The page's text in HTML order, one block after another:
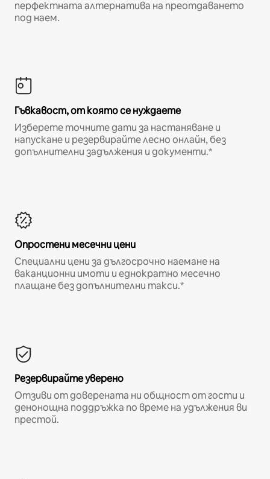
перфектната алтернатива на преотдаването
под наем.
Гъвкавост, от която се нуждаете
Изберете точните дати за настаняване и
напускане и резервирайте лесно онлайн, без
допълнителни задължения и документи.*
Опростени месечни цени
Специални цени за дългосрочно наемане на
ваканционни имоти и еднократно месечно
плащане без допълнителни такси.*
Резервирайте уверено
Отзиви от доверената ни общност от гости и
денонощна поддръжка по време на удължения ви
престой.